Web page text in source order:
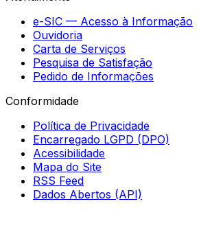
e-SIC — Acesso à Informação
Ouvidoria
Carta de Serviços
Pesquisa de Satisfação
Pedido de Informações
Conformidade
Política de Privacidade
Encarregado LGPD (DPO)
Acessibilidade
Mapa do Site
RSS Feed
Dados Abertos (API)